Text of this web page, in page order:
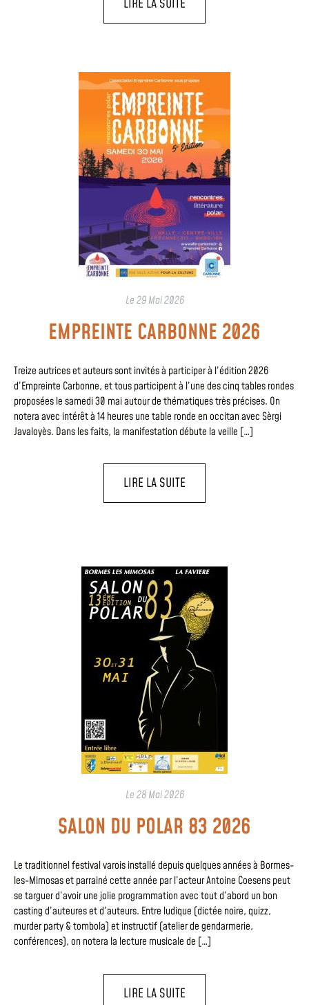
LIRE LA SUITE
Le29 Mai 2026
EMPREINTE CARBONNE 2026
Treize autrices et auteurs sont invités à participer à l’édition 2026
d’Empreinte Carbonne, et tous participent à l’une des cinq tables rondes
proposées le samedi 30 mai autour de thématiques très précises. On
notera avec intérêt à 14 heures une table ronde en occitan avec Sèrgi
Javaloyès. Dans les faits, la manifestation débute la veille […]
LIRE LA SUITE
Le28 Mai 2026
SALON DU POLAR 83 2026
Le traditionnel festival varois installé depuis quelques années à Bormes-
les-Mimosas et parrainé cette année par l’acteur Antoine Coesens peut
se targuer d’avoir une jolie programmation avec tout d’abord un bon
casting d’auteures et d’auteurs. Entre ludique (dictée noire, quizz,
murder party & tombola) et instructif (atelier de gendarmerie,
conférences), on notera la lecture musicale de […]
LIRE LA SUITE